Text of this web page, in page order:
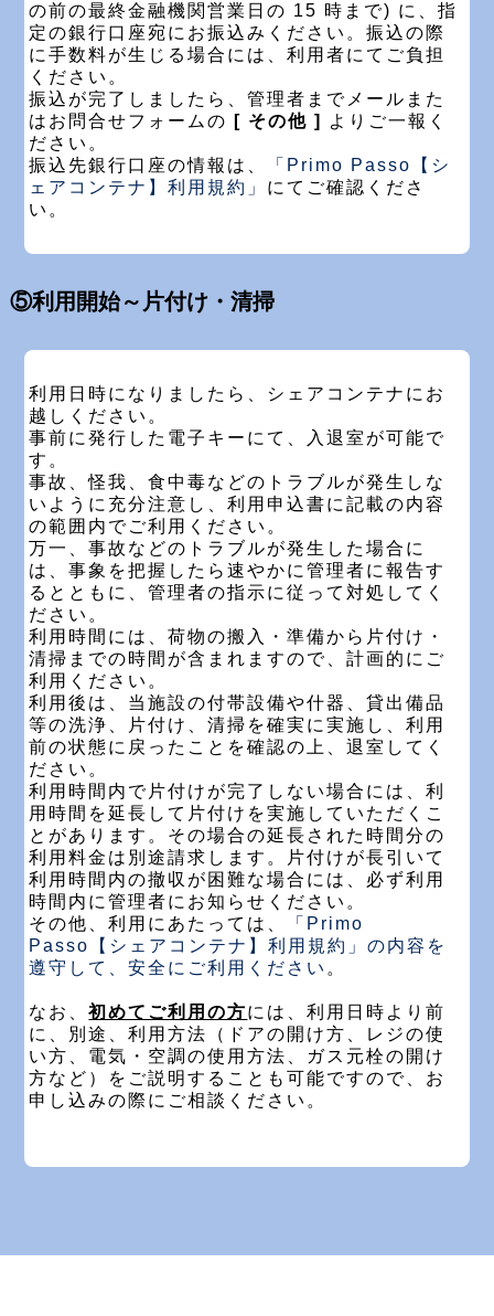
の前の最終金融機関営業日の 15 時まで) に、指
定の銀行口座宛にお振込みください。振込の際
に手数料が生じる場合には、利用者にてご負担
ください。
振込が完了しましたら、管理者までメールまた
はお問合せフォームの
[ その他 ]
よりご一報く
ださい。
振込先銀行口座の情報は、
「Primo Passo【シ
ェアコンテナ】利用規約」 にてご確認くださ
い。
⑤利用開始～片付け・清掃
利用日時になりましたら、シェアコンテナにお
越しください。
事前に発行した電子キーにて、入退室が可能で
す。
事故、怪我、食中毒などのトラブルが発生しな
いように充分注意し、利用申込書に記載の内容
の範囲内でご利用ください。
万一、事故などのトラブルが発生した場合に
は、事象を把握したら速やかに管理者に報告す
るとともに、管理者の指示に従って対処してく
ださい。
利用時間には、荷物の搬入・準備から片付け・
清掃までの時間が含まれますので、計画的にご
利用ください。
利用後は、当施設の付帯設備や什器、貸出備品
等の洗浄、片付け、清掃を確実に実施し、利用
前の状態に戻ったことを確認の上、退室してく
ださい。
利用時間内で片付けが完了しない場合には、利
用時間を延長して片付けを実施していただくこ
とがあります。その場合の延長された時間分の
利用料金は別途請求します。片付けが長引いて
利用時間内の撤収が困難な場合には、必ず利用
時間内に管理者にお知らせください。
その他、利用にあたっては、
「Primo
Passo【シェアコンテナ】利用規約」の内容を
遵守して、安全にご利用ください 。
なお、初めてご利用の方には、利用日時より前
に、別途、利用方法（ドアの開け方、レジの使
い方、電気・空調の使用方法、ガス元栓の開け
方など）をご説明することも可能ですので、お
申し込みの際にご相談ください。